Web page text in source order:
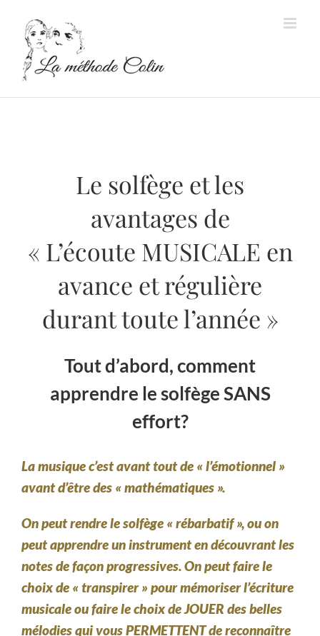
contenu
Le solfège et les
avantages de
« L’écoute MUSICALE en
avance et régulière
durant toute l’année »
Tout d’abord, comment
apprendre le solfège SANS
effort?
La musique c’est avant tout de « l’émotionnel »
avant d’être des « mathématiques ».
On peut rendre le solfège « rébarbatif », ou on
peut apprendre un instrument en découvrant les
notes de façon progressives. On peut faire le
choix de « transpirer » pour mémoriser l’écriture
musicale ou faire le choix de JOUER des belles
mélodies qui vous PERMETTENT de reconnaître